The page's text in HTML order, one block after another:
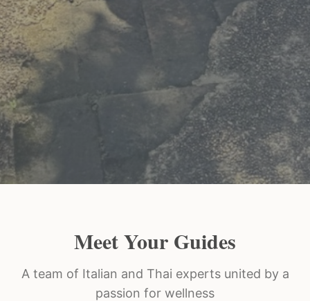
Meet Your Guides
A team of Italian and Thai experts united by a
passion for wellness